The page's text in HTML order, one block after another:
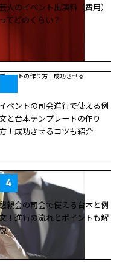
人のイベント出演料（費用）
ってどのくらい？
イベントの司会進行で使える例
と台本テンプレートの作り
！成功させるコツも紹介
親会の司会で使える台本と例
！進行の流れとポイントも解